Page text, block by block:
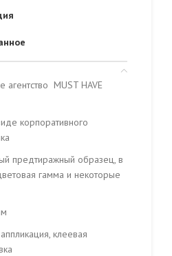
агентство MUST HAVE
корпоративного
предтиражный образец, в
гамма и некоторые
клеевая